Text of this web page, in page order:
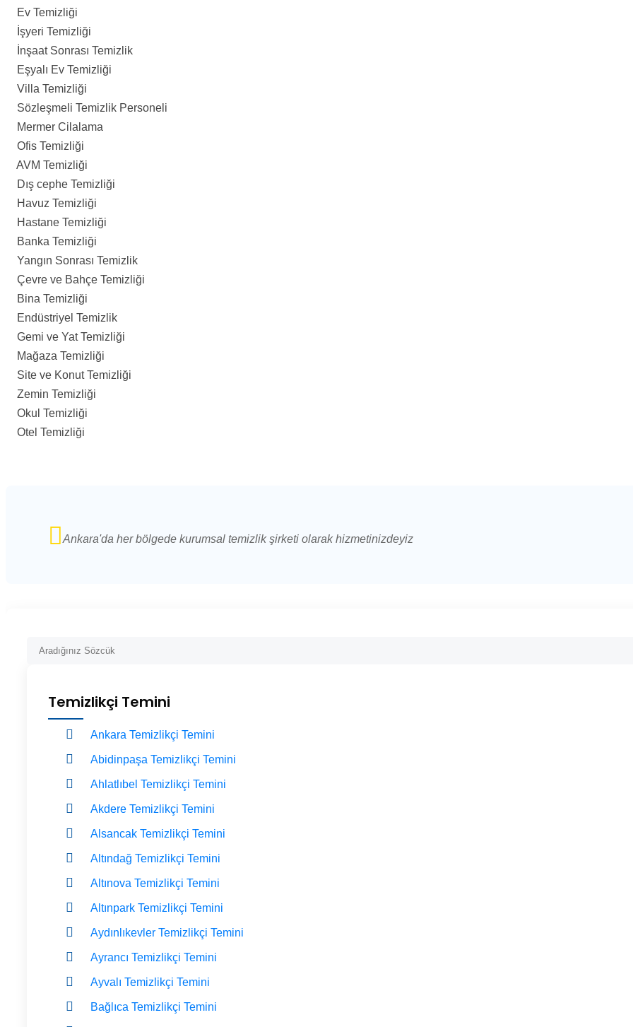
Ev Temizliği
İşyeri Temizliği
İnşaat Sonrası Temizlik
Eşyalı Ev Temizliği
Villa Temizliği
Sözleşmeli Temizlik Personeli
Mermer Cilalama
Ofis Temizliği
AVM Temizliği
Dış cephe Temizliği
Havuz Temizliği
Hastane Temizliği
Banka Temizliği
Yangın Sonrası Temizlik
Çevre ve Bahçe Temizliği
Bina Temizliği
Endüstriyel Temizlik
Gemi ve Yat Temizliği
Mağaza Temizliği
Site ve Konut Temizliği
Zemin Temizliği
Okul Temizliği
Otel Temizliği
Ankara'da her bölgede kurumsal temizlik şirketi olarak hizmetinizdeyiz
Temizlikçi Temini
Ankara Temizlikçi Temini
Abidinpaşa Temizlikçi Temini
Ahlatlıbel Temizlikçi Temini
Akdere Temizlikçi Temini
Alsancak Temizlikçi Temini
Altındağ Temizlikçi Temini
Altınova Temizlikçi Temini
Altınpark Temizlikçi Temini
Aydınlıkevler Temizlikçi Temini
Ayrancı Temizlikçi Temini
Ayvalı Temizlikçi Temini
Bağlıca Temizlikçi Temini